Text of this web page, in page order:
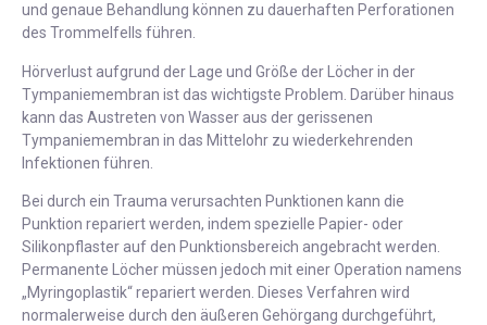
und genaue Behandlung können zu dauerhaften Perforationen
des Trommelfells führen.
Hörverlust aufgrund der Lage und Größe der Löcher in der
Tympaniemembran ist das wichtigste Problem. Darüber hinaus
kann das Austreten von Wasser aus der gerissenen
Tympaniemembran in das Mittelohr zu wiederkehrenden
Infektionen führen.
Bei durch ein Trauma verursachten Punktionen kann die
Punktion repariert werden, indem spezielle Papier- oder
Silikonpflaster auf den Punktionsbereich angebracht werden.
Permanente Löcher müssen jedoch mit einer Operation namens
„Myringoplastik“ repariert werden. Dieses Verfahren wird
normalerweise durch den äußeren Gehörgang durchgeführt,